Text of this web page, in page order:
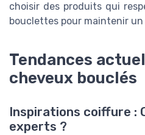
choisir des produits qui
bouclettes pour maintenir
Tendances
cheveux bouclés
Inspirations coiffure :
experts ?